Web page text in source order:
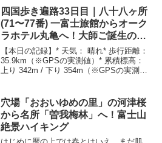
この部族の特徴的なのは、野草の知識は
豊富なことです。何故か彼らも知らない
けれど、代々...
★★☆☆☆（歩き終わって髪の毛を切り
に行けるくらい距離が短く、余裕がある
ため星２つ）* 宿泊地： 冨士廼家旅館
（西予市宇和町）* 参拝した札所と区間距
離（目安）：* スーパーホテル宇和島駅前
〜 第41番 龍光寺：約9.9km* 第41番 龍光
寺 〜 第42番 仏木寺：約2.5km* 第42番
仏木寺 〜 第43番 明石寺：約10.6km* 第
四国歩き遍路33日目｜八十八ヶ所
(71〜77番) 一富士旅館からオーク
ラホテル丸亀へ！大師ご誕生の
地・善通寺を含む7カ寺連続打ち
【本日の記録】* 天気： 晴れ* 歩行距離：
35.9km（※GPSの実測値）* 累積標高：
上り 342m / 下り 354m（※GPSの実測
★★★★☆（36キロのロングウォークに
加えて、7つの札所を参拝したため星4
つ）* 宿泊地： オークラホテル丸亀（丸
亀市）* 区間距離（目安）：* 一富士旅館
〜 71番 弥谷寺：約11.2km* 71番 弥谷寺
穴場「おおいゆめの里」の河津桜
から名所「曽我梅林」へ！富士山
絶景ハイキング